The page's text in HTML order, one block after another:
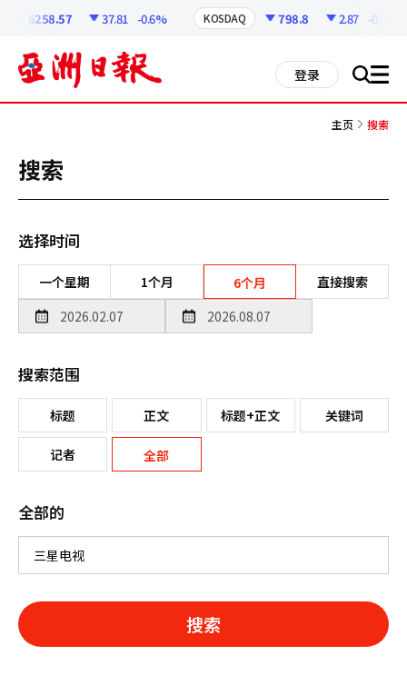
6258.57 37.81 -0.6% KOSDAQ 798.8 2.87 -0.36%
登录 搜 all
主页 搜索
搜索
选择时间
一个星期 1个月 6个月 直接搜索
搜索范围
标题 正文 标题+正文 关键词
记者 全部
全部的
搜索